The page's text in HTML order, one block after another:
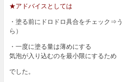
★アドバイスとしては
・塗る前にドロドロ具合をチェック⇒
ら）
・一度に塗る量は薄めにする
気泡が入り込むのを最小限にするため
でした。